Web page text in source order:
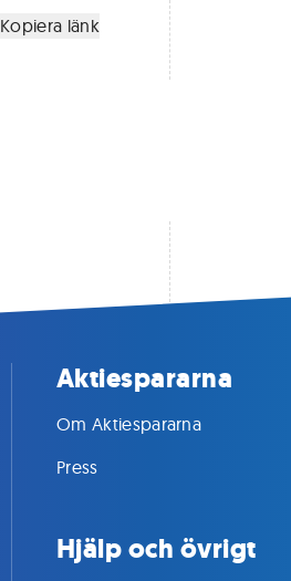
Kopiera länk
Aktiespararna
Om Aktiespararna
Press
Hjälp och övrigt